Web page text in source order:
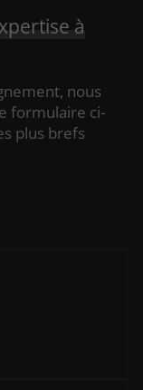
à
nous
formulaire ci-
plus brefs